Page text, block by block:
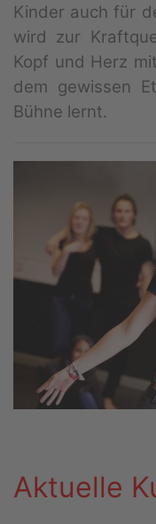
Kinder auch für
wird zur
Kopf und Herz
dem gewissen
Bühne lernt.
Aktuelle